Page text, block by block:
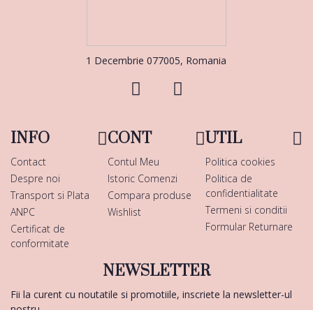
1 Decembrie 077005, Romania
INFO
Contact
Despre noi
Transport si Plata
ANPC
Certificat de
conformitate
CONT
Contul Meu
Istoric Comenzi
Compara produse
Wishlist
UTIL
Politica cookies
Politica de
confidentialitate
Termeni si conditii
Formular Returnare
NEWSLETTER
Fii la curent cu noutatile si promotiile, inscriete la newsletter-ul